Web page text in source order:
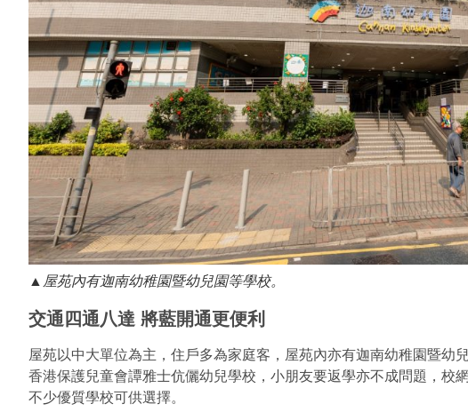
▲屋苑內有迦南幼稚園暨幼兒園等學校。
交通四通八達 將藍開通更便利
屋苑以中大單位為主，住戶多為家庭客，屋苑內亦有迦南幼稚園暨幼
香港保護兒童會譚雅士伉儷幼兒學校，小朋友要返學亦不成問題，校
不少優質學校可供選擇。